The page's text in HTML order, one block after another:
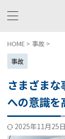
HOME > 事故 >
事故
さまざま
への意識を
2025年11月25日